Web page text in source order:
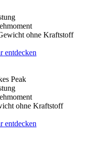
ohne Kraftstoff
entdecken
Peak
ohne Kraftstoff
entdecken